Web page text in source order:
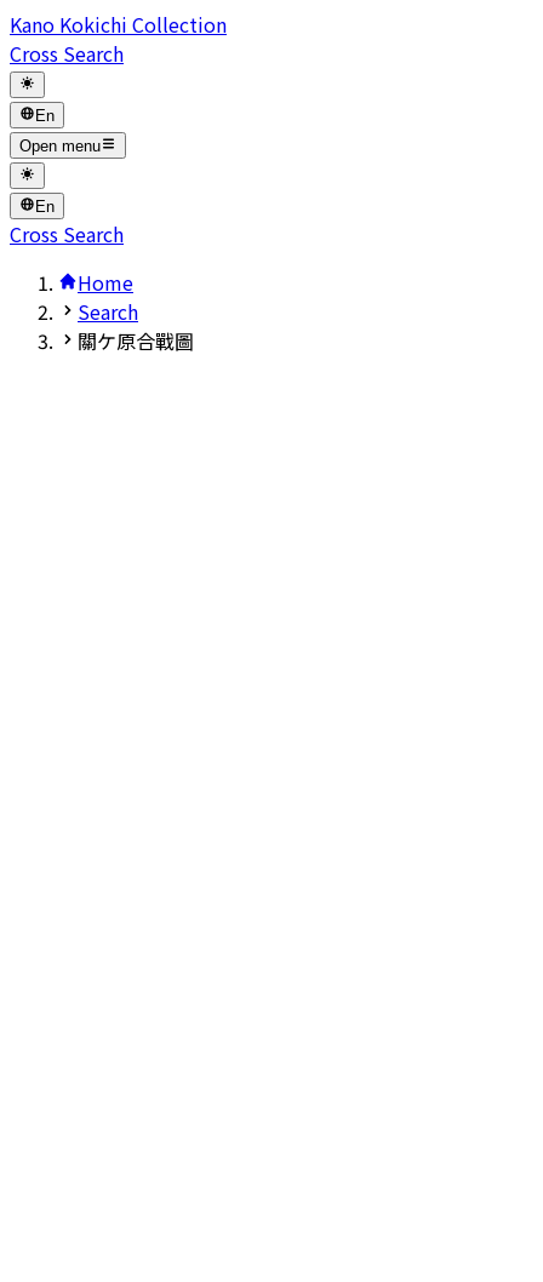
Kano Kokichi Collection
Cross Search
En
Open menu
En
Cross Search
Home
Search
關ケ原合戰圖